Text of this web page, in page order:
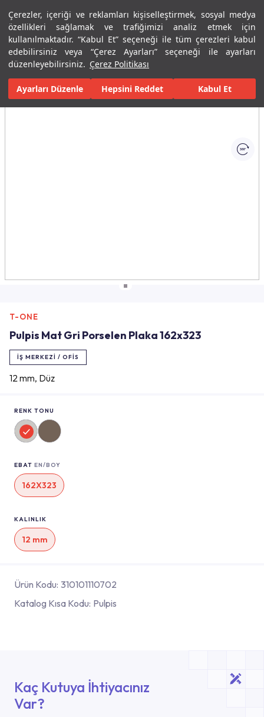
Çerezler, içeriği ve reklamları kişiselleştirmek, sosyal medya
özellikleri sağlamak ve trafiğimizi analiz etmek için
kullanılmaktadır. “Kabul Et” seçeneği ile tüm çerezleri kabul
edebilirsiniz veya “Çerez Ayarları” seçeneği ile ayarları
düzenleyebilirsiniz. Çerez Politikası
Ayarları Düzenle Hepsini Reddet Kabul Et
Menü Menü
Ana Sayfa Karolar Ticari Çözümler İş Merkezi / Ofis
Tüm Görseller(1)
T-ONE
Pulpis Mat Gri Porselen Plaka 162x323
İŞ MERKEZI / OFIS
12 mm, Düz
RENK TONU
EBAT EN/BOY
162X323
KALINLIK
12 mm
Ürün Kodu: 310101110702
Katalog Kısa Kodu: Pulpis
Kaç Kutuya İhtiyacınız
Var?